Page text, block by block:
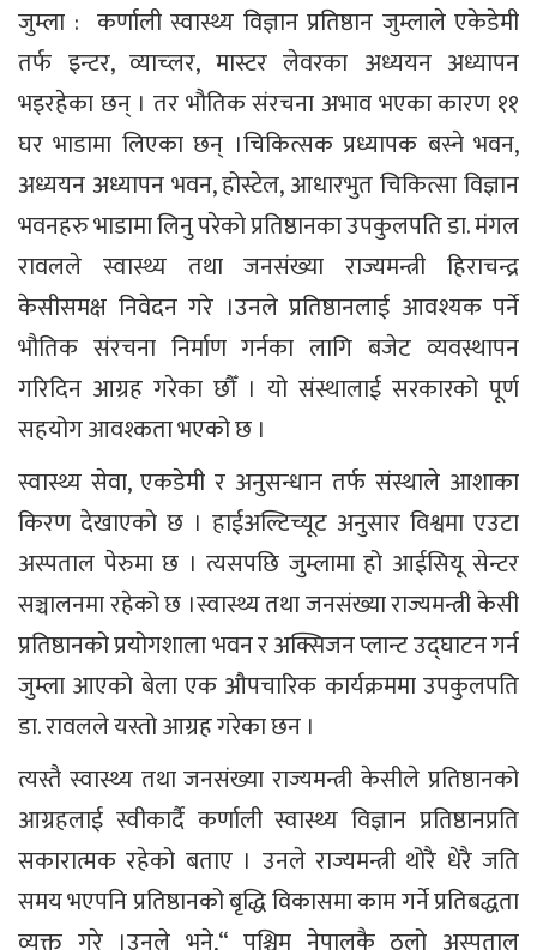
जुम्ला : कर्णाली स्वास्थ्य विज्ञान प्रतिष्ठान जुम्लाले एकेडेमी
तर्फ इन्टर, व्याच्लर, मास्टर लेवरका अध्ययन अध्यापन
भइरहेका छन् । तर भौतिक संरचना अभाव भएका कारण ११
घर भाडामा लिएका छन् ।चिकित्सक प्रध्यापक बस्ने भवन,
अध्ययन अध्यापन भवन, होस्टेल, आधारभुत चिकित्सा विज्ञान
भवनहरु भाडामा लिनु परेको प्रतिष्ठानका उपकुलपति डा. मंगल
रावलले स्वास्थ्य तथा जनसंख्या राज्यमन्त्री हिराचन्द्र
केसीसमक्ष निवेदन गरे ।उनले प्रतिष्ठानलाई आवश्यक पर्ने
भौतिक संरचना निर्माण गर्नका लागि बजेट व्यवस्थापन
गरिदिन आग्रह गरेका छौँ । यो संस्थालाई सरकारको पूर्ण
सहयोग आवश्कता भएको छ ।
स्वास्थ्य सेवा, एकडेमी र अनुसन्धान तर्फ संस्थाले आशाका
किरण देखाएको छ । हाईअल्टिच्यूट अनुसार विश्वमा एउटा
अस्पताल पेरुमा छ । त्यसपछि जुम्लामा हो आईसियू सेन्टर
सञ्चालनमा रहेको छ ।स्वास्थ्य तथा जनसंख्या राज्यमन्त्री केसी
प्रतिष्ठानको प्रयोगशाला भवन र अक्सिजन प्लान्ट उद्घाटन गर्न
जुम्ला आएको बेला एक औपचारिक कार्यक्रममा उपकुलपति
डा. रावलले यस्तो आग्रह गरेका छन ।
त्यस्तै स्वास्थ्य तथा जनसंख्या राज्यमन्त्री केसीले प्रतिष्ठानको
आग्रहलाई स्वीकार्दै कर्णाली स्वास्थ्य विज्ञान प्रतिष्ठानप्रति
सकारात्मक रहेको बताए । उनले राज्यमन्त्री थोरै धेरै जति
समय भएपनि प्रतिष्ठानको बृद्धि विकासमा काम गर्ने प्रतिबद्धता